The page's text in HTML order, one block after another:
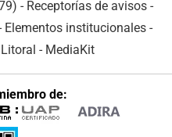
- Receptorías de avisos -
Elementos institucionales -
- MediaKit
de: